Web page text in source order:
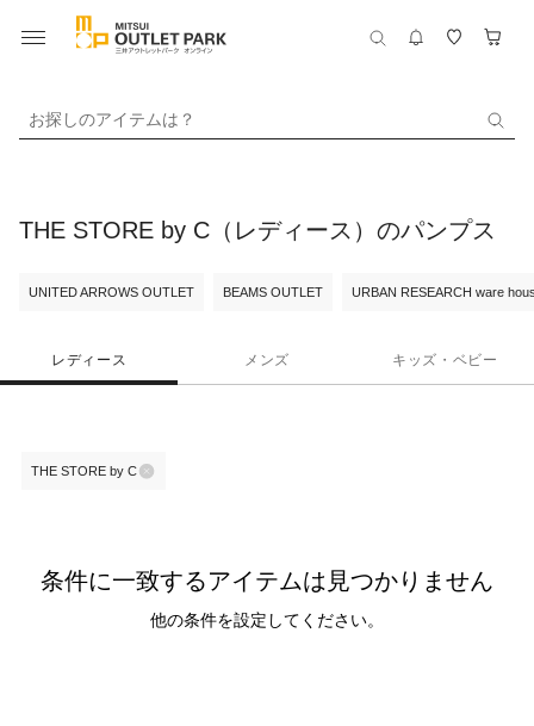
お探しのアイテムは？
THE STORE by C（レディース）のパンプス
UNITED ARROWS OUTLET BEAMS OUTLET URBAN RESEARCH ware
レディース メンズ キッズ・ベビー
THE STORE by C
条件に一致するアイテムは見つかりません
他の条件を設定してください。